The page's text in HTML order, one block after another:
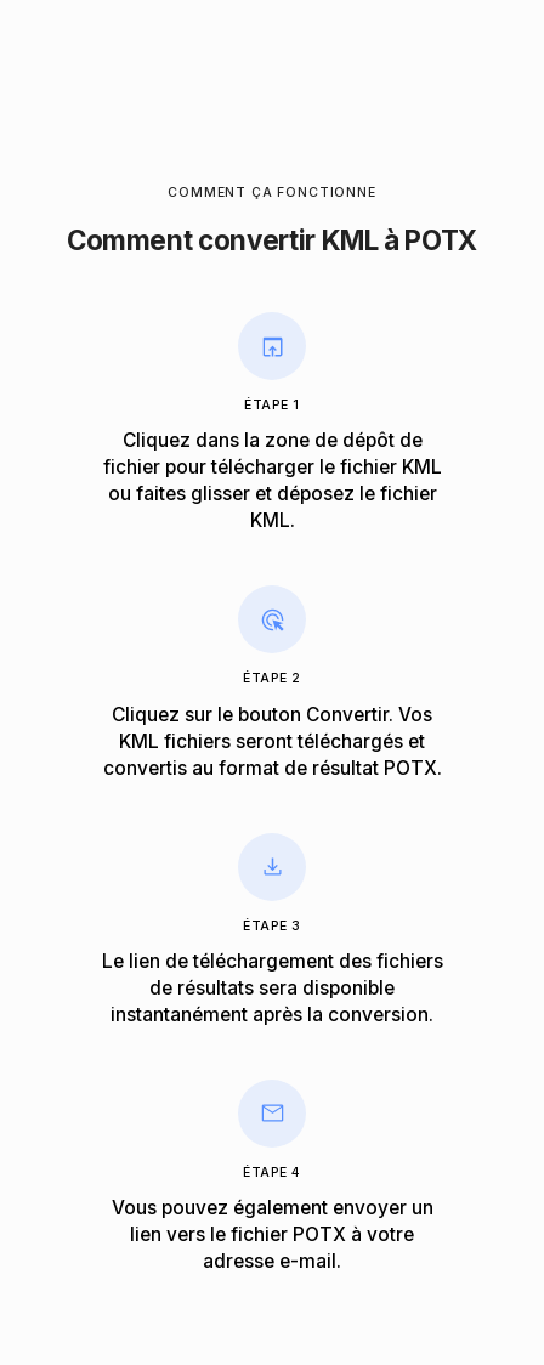
COMMENT ÇA FONCTIONNE
Comment convertir KML à POTX
ÉTAPE 1
Cliquez dans la zone de dépôt de
fichier pour télécharger le fichier KML
ou faites glisser et déposez le fichier
KML.
ÉTAPE 2
Cliquez sur le bouton Convertir. Vos
KML fichiers seront téléchargés et
convertis au format de résultat POTX.
ÉTAPE 3
Le lien de téléchargement des fichiers
de résultats sera disponible
instantanément après la conversion.
ÉTAPE 4
Vous pouvez également envoyer un
lien vers le fichier POTX à votre
adresse e-mail.